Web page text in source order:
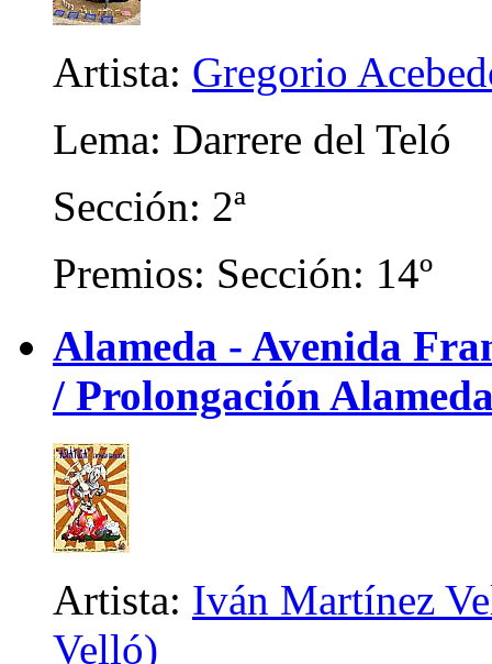
Artista: Gregorio
Lema: Darrere del Teló
Sección: 2ª
Premios: Sección: 14º
Alameda - Avenida
/ Prolongación
Artista: Iván Martínez
Velló)